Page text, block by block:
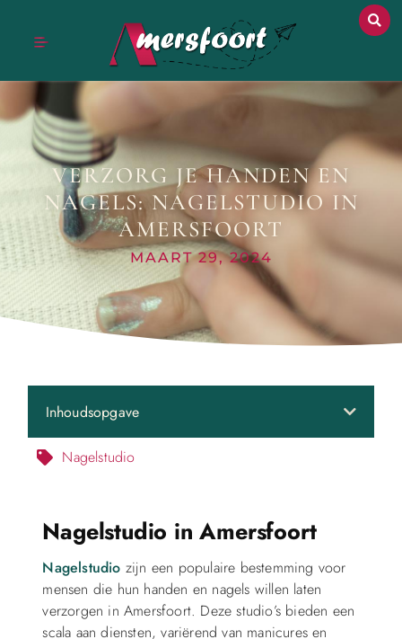
VERZORG JE HANDEN EN
NAGELS: NAGELSTUDIO IN
AMERSFOORT
MAART 29, 2024
Nagelstudio in Amersfoort
Nagelstudio zijn een populaire bestemming voor
mensen die hun handen en nagels willen laten
verzorgen in Amersfoort. Deze studio’s bieden een
scala aan diensten, variërend van manicures en
Inhoudsopgave
Nagelstudio